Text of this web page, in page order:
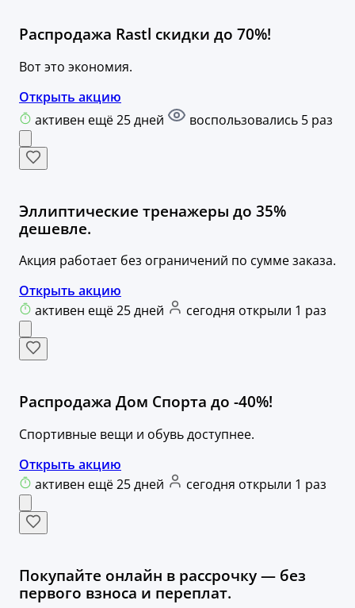
Распродажа Rastl скидки до 70%!
Вот это экономия.
Открыть акцию
активен ещё 25 дней
воспользовались 5 раз
Эллиптические тренажеры до 35%
дешевле.
Акция работает без ограничений по сумме заказа.
Открыть акцию
активен ещё 25 дней
сегодня открыли 1 раз
Распродажа Дом Спорта до -40%!
Спортивные вещи и обувь доступнее.
Открыть акцию
активен ещё 25 дней
сегодня открыли 1 раз
Покупайте онлайн в рассрочку — без
первого взноса и переплат.